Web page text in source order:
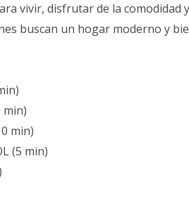
vivir, disfrutar de la comodidad
buscan un hogar moderno y
min)
min)
(5 min)